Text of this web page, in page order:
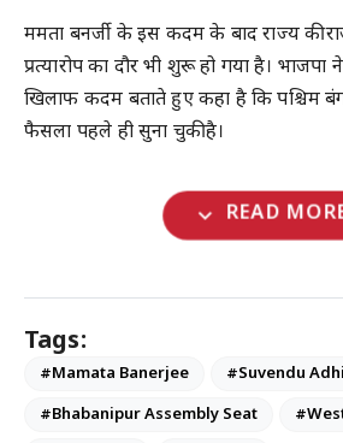
ममता बनर्जी के इस कदम के बाद राज्य की
प्रत्यारोप का दौर भी शुरू हो गया है।
खिलाफ कदम बताते हुए कहा है कि पश्चिम
फैसला पहले ही सुना चुकी है।
expand_more READ
Tags:
#Mamata Banerjee
#Suvendu
#Bhabanipur Assembly Seat